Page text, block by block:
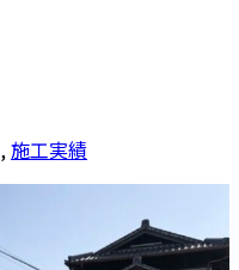
,施工実績